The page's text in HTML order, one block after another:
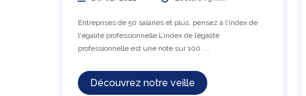
Entreprises de 50 salariés et plus, pensez à l'index de
l'égalité professionnelle L’index de l’égalité
professionnelle est une note sur 100 ....
Découvrez notre veille